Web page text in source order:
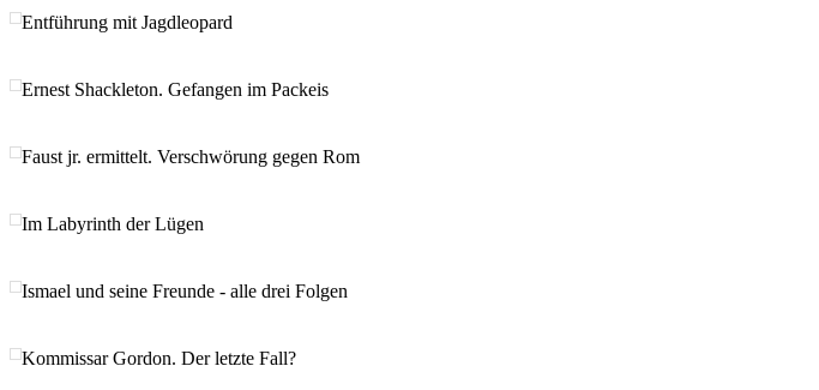
Entführung mit Jagdleopard
Ernest Shackleton. Gefangen im Packeis
Faust jr. ermittelt. Verschwörung gegen Rom
Im Labyrinth der Lügen
Ismael und seine Freunde - alle drei Folgen
Kommissar Gordon. Der letzte Fall?